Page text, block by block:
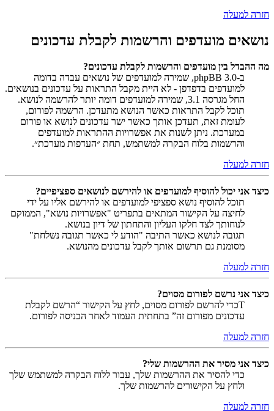
חזרה למעלה
נושאים מועדפים והרשמות לקבלת עדכונים
מה ההבדל בין מועדפים והרשמות לקבלת עדכונים?
ב-phpBB 3.0, שמירה למועדפים של נושאים עבדה בדומה
למועדפים בדפדפן - לא היית מקבל התראות על עדכונים בנושאים.
החל מגרסה 3.1, שמירה למועדפים דומה יותר להרשמה לנושא.
תוכל לקבל התראות כאשר הנושא מתעדכן. הרשמה לפורום,
לעומת זאת, תעדכן אותך כאשר ישר עדכונים לנושא או פורום
במערכת. ניתן לשנות את אפשרויות ההתראות למועדפים
והרשמות בלוח הבקרה למשתמש, תחת ״העדפות מערכת״.
חזרה למעלה
כיצד אני יכול להוסיף למועדפים או להירשם לנושאים ספציפיים?
תוכל להוסיף נושא ספציפי למועדפים או להירשם אליו על ידי
לחיצה על הקישור המתאים בתפריט "אפשרויות נושא", הממוקם
לנוחותך לצד חלקו העליון והתחתון של דיון בנושא.
תגובה לנושא כאשר התיבה "הודע לי כאשר תגובה נשלחת"
מסומנת גם תרשום אותך לקבל עדכונים מהנושא.
חזרה למעלה
כיצד אני נרשם לפורום מסוים?
Tכדי להרשם לפורום מסוים, לחץ על הקישור “הרשם לקבלת
עדכונים מפורום זה” בתחתית העמוד לאחר הכניסה לפורום.
חזרה למעלה
כיצד אני מסיר את ההרשמות שלי?
כדי להסיר את ההרשמות שלך, עבור ללוח הבקרה למשתמש שלך
ולחץ על הקישורים להרשמות שלך.
חזרה למעלה